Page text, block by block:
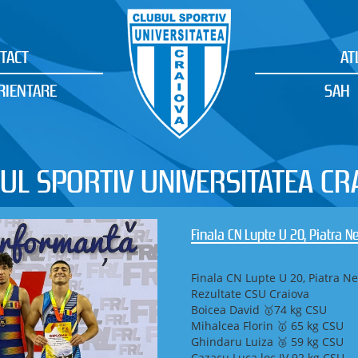
SAH
SPORTIV UNIVERSITATEA
Finala CN Lupte U 20, Piatra Neamț
Finala CN Lupte U 20, Piatra Neamț
Rezultate CSU Craiova
Boicea David 🥇74 kg CSU
Mihalcea Florin 🥇 65 kg CSU
Ghindaru Luiza 🥉 59 kg CSU